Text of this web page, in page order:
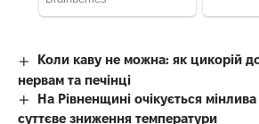
Коли каву не можна: як цикорій
нервам та печінці
На Рівненщині очікується
суттєве зниження температури